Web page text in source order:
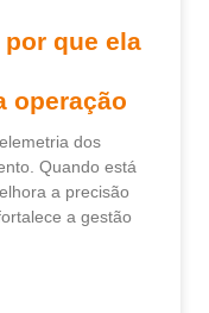
por que ela
operação
dos
Quando está
a precisão
a gestão